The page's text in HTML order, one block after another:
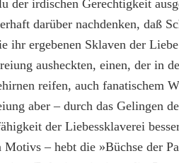
der irdischen Gerechtigkeit
darüber nachdenken, daß
ihr ergebenen Sklaven der
ausheckten, einen, der in
reifen, auch fanatischem
aber – durch das Gelingen
der Liebessklaverei
– hebt die »Büchse der